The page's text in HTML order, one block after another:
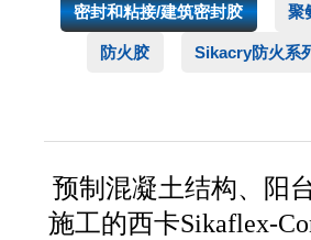
密封和粘接/建筑密封胶 聚
防火胶 Sikacry防火系
预制混凝土结构、阳
施工的西卡Sikaflex-